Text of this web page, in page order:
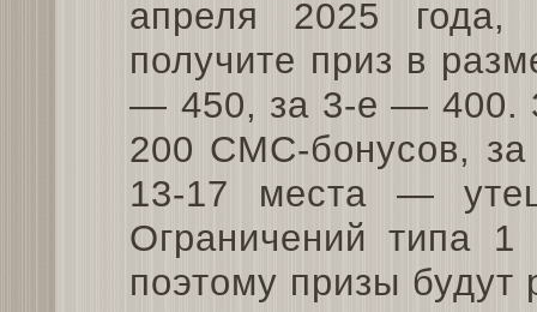
апреля 2025
получите приз в
— 450, за 3-е — 400.
200 СМС-бонусов,
13-17 места —
Ограничений типа
поэтому призы